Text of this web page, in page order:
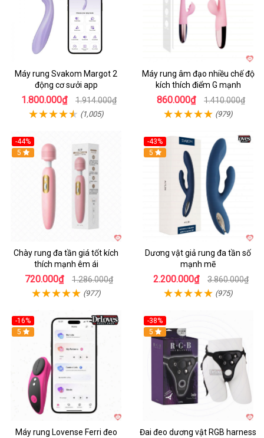
Máy rung Svakom Margot 2
động cơ sưởi app
1.800.000₫ 1.914.000₫
(1,005)
Máy rung âm đạo nhiều chế độ
kích thích điểm G mạnh
860.000₫ 1.410.000₫
(979)
-44%
Hot
5
Chày rung đa tần giá tốt kích
thích mạnh êm ái
720.000₫ 1.286.000₫
(977)
-43%
Hot
5
Dương vật giả rung đa tần số
mạnh mẽ
2.200.000₫ 3.860.000₫
(975)
-16%
Hot
5
Máy rung Lovense Ferri đeo
-38%
Hot
5
Đai đeo dương vật RGB harness